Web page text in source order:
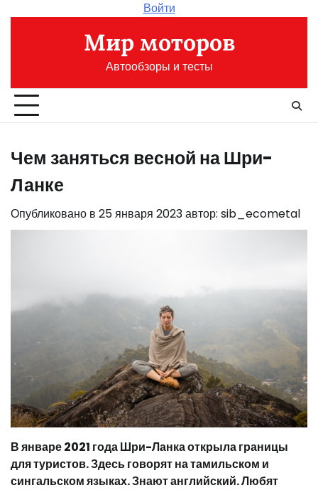
Войти
Мир моторов
Автообзоры и тесты
Чем заняться весной на Шри-
Ланке
Опубликовано в 25 января 2023автор: sib_ecometal
В январе 2021 года Шри-Ланка открыла границы
для туристов. Здесь говорят на тамильском и
сингальском языках. Знают английский. Любят